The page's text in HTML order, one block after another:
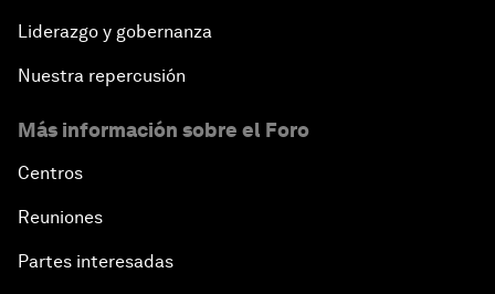
Liderazgo y gobernanza
Nuestra repercusión
Más información sobre el Foro
Centros
Reuniones
Partes interesadas